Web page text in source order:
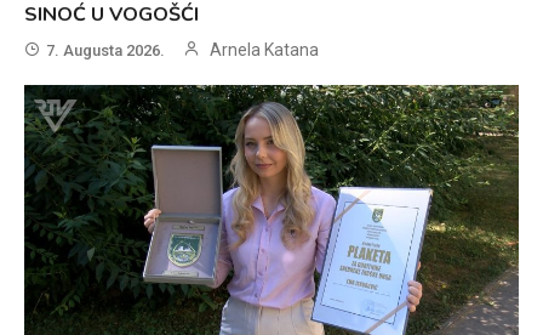
SINOĆ U VOGOŠĆI
7. Augusta 2026. Arnela Katana